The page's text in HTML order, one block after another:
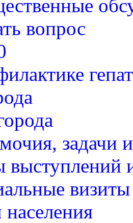
вопрос
задачи
выступлений
визиты